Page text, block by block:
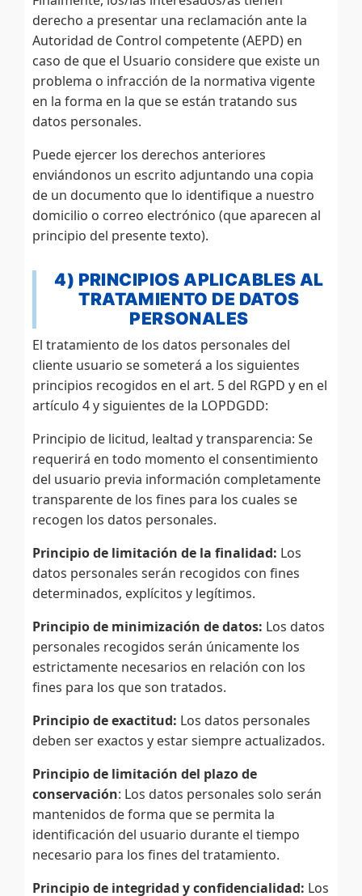
derecho a presentar una reclamación ante la
Autoridad de Control competente (AEPD) en
caso de que el Usuario considere que existe un
problema o infracción de la normativa vigente
en la forma en la que se están tratando sus
datos personales.
Puede ejercer los derechos anteriores
enviándonos un escrito adjuntando una copia
de un documento que lo identifique a nuestro
domicilio o correo electrónico (que aparecen al
principio del presente texto).
4) PRINCIPIOS APLICABLES AL
TRATAMIENTO DE DATOS
PERSONALES
El tratamiento de los datos personales del
cliente usuario se someterá a los siguientes
principios recogidos en el art. 5 del RGPD y en el
artículo 4 y siguientes de la LOPDGDD:
Principio de licitud, lealtad y transparencia: Se
requerirá en todo momento el consentimiento
del usuario previa información completamente
transparente de los fines para los cuales se
recogen los datos personales.
Principio de limitación de la finalidad: Los
datos personales serán recogidos con fines
determinados, explícitos y legítimos.
Principio de minimización de datos: Los datos
personales recogidos serán únicamente los
estrictamente necesarios en relación con los
fines para los que son tratados.
Principio de exactitud: Los datos personales
deben ser exactos y estar siempre actualizados.
Principio de limitación del plazo de
conservación: Los datos personales solo serán
mantenidos de forma que se permita la
identificación del usuario durante el tiempo
necesario para los fines del tratamiento.
Principio de integridad y confidencialidad: Los